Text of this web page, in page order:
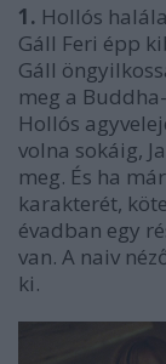
1. Hollós
Gáll Feri épp
Gáll
meg a
Hollós
volna sokáig,
meg. És ha
karakterét,
évadban egy
van. A naiv
ki.